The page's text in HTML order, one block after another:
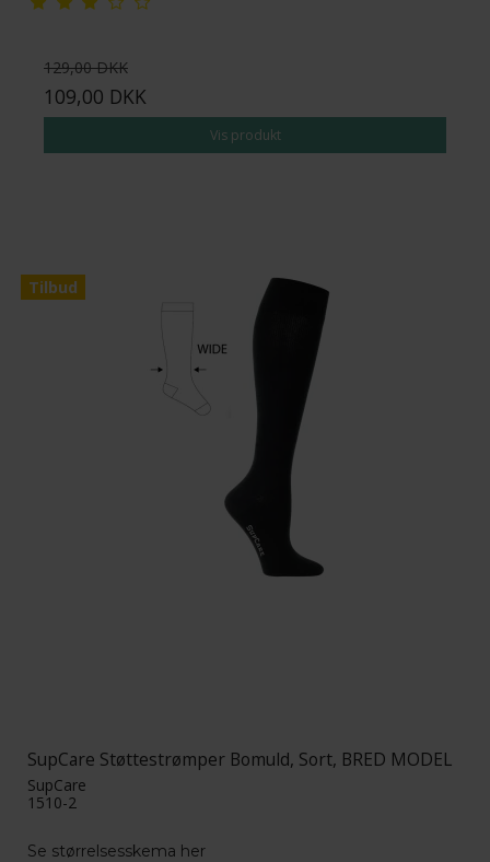
129,00 DKK
109,00 DKK
Vis produkt
Tilbud
SupCare Støttestrømper Bomuld, Sort, BRED MODEL
SupCare
1510-2
Se størrelsesskema her